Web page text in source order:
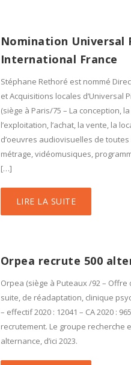
Nomination Universal
International France
Stéphane Rethoré est nommé
et Acquisitions locales d’Universal
(siège à Paris/75 – La conception,
l’exploitation, l’achat, la vente, la
d’oeuvres audiovisuelles de
métrage, vidéomusiques,
[…]
LIRE LA SUITE
Orpea recrute 500
Orpea (siège à Puteaux /92 –
suite, de réadaptation, clinique
– effectif 2020 : 12041 – CA 2020 :
recrutement. Le groupe recherche
alternance, d’ici 2023.